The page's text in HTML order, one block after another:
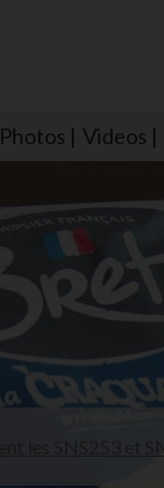
Photos Videos